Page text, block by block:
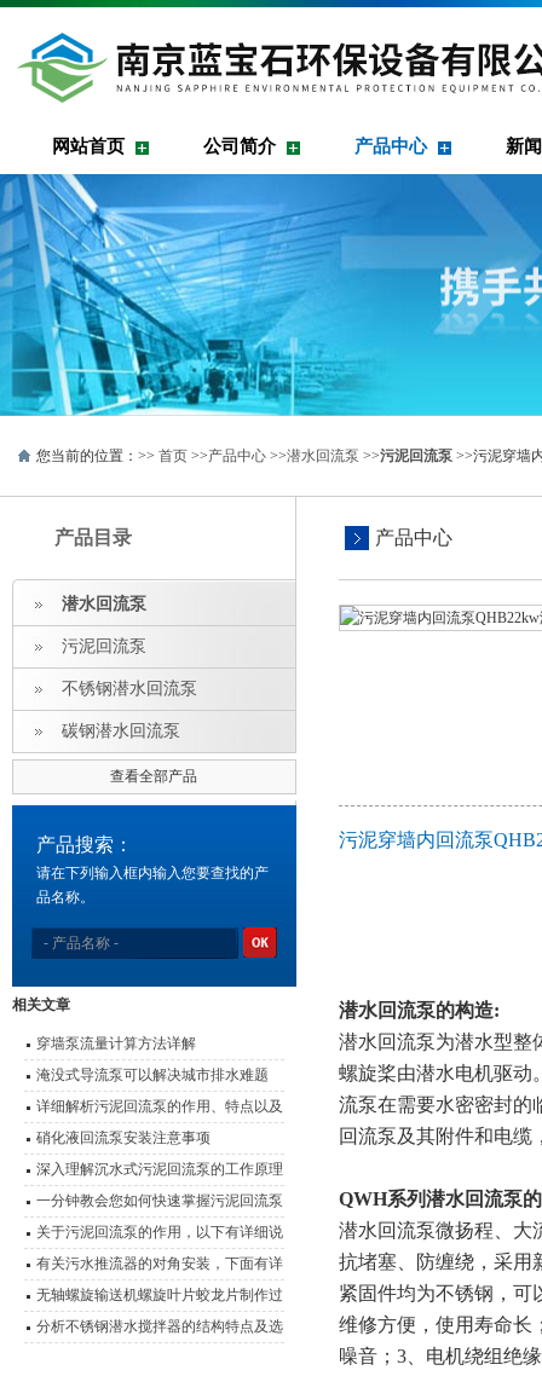
网站首页 公司简介 产品中心 新
您当前的位置：>> 首页 >>产品中心 >>潜水回流泵 >>污泥回流泵 >>污泥穿墙
产品目录
潜水回流泵
污泥回流泵
不锈钢潜水回流泵
碳钢潜水回流泵
查看全部产品
产品搜索：
请在下列输入框内输入您要查找的产
品名称。
相关文章
穿墙泵流量计算方法详解
淹没式导流泵可以解决城市排水难题
详细解析污泥回流泵的作用、特点以及
型号选择
硝化液回流泵安装注意事项
深入理解沉水式污泥回流泵的工作原理
一分钟教会您如何快速掌握污泥回流泵
的安装结构
关于污泥回流泵的作用，以下有详细说
明
有关污水推流器的对角安装，下面有详
细说明
无轴螺旋输送机螺旋叶片蛟龙片制作过
程
分析不锈钢潜水搅拌器的结构特点及选
产品中心
污泥穿墙内回流泵
潜水回流泵的构造:
潜水回流泵为潜水型整
螺旋桨由潜水电机驱动
流泵在需要水密密封的
回流泵及其附件和电缆
QWH系列潜水回流泵
潜水回流泵微扬程、大
抗堵塞、防缠绕 ， 采用
紧固件均为不锈钢，可
维修方便，使用寿命长
噪音 ； 3、 电机绕组绝